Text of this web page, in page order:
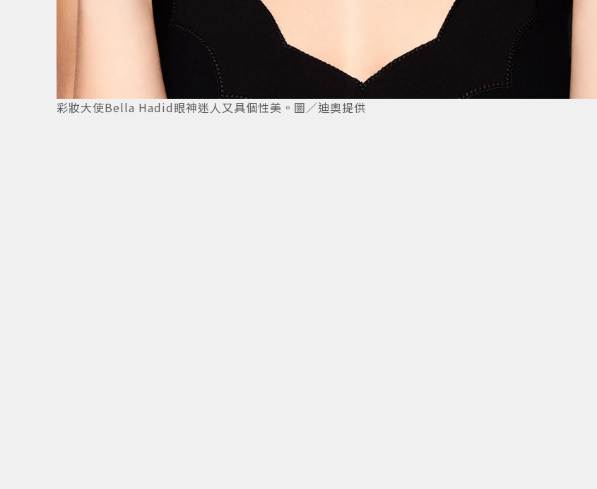
彩妝大使Bella Hadid眼神迷人又具個性美。圖／迪奧提供